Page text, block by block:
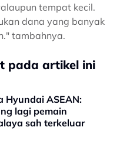
tempat kecil.
dana yang banyak
tambahnya.
pada artikel ini
Hyundai ASEAN:
lagi pemain
sah terkeluar